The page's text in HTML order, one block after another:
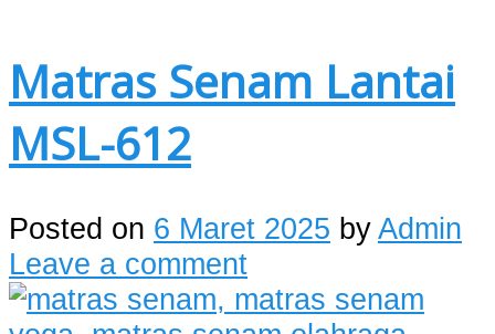
Matras Senam Lantai
MSL-612
Posted on 6 Maret 2025 byAdmin
Leave a comment